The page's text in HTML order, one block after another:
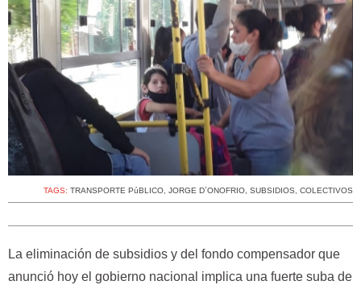
TAGS: TRANSPORTE PúBLICO, JORGE D´ONOFRIO, SUBSIDIOS, COLECTIVOS
La eliminación de subsidios y del fondo compensador que
anunció hoy el gobierno nacional implica una fuerte suba de